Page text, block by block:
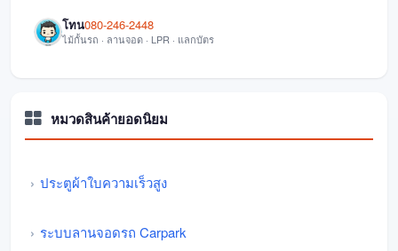
โทน080-246-2448
ไม้กั้นรถ · ลานจอด · LPR · แลกบัตร
หมวดสินค้ายอดนิยม
ประตูผ้าใบความเร็วสูง
ระบบลานจอดรถ Carpark